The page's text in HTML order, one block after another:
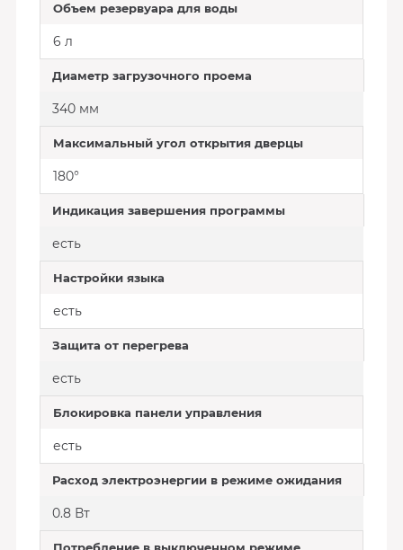
Объем резервуара для воды
6 л
Диаметр загрузочного проема
340 мм
Максимальный угол открытия дверцы
180°
Индикация завершения программы
есть
Настройки языка
есть
Защита от перегрева
есть
Блокировка панели управления
есть
Расход электроэнергии в режиме ожидания
0.8 Вт